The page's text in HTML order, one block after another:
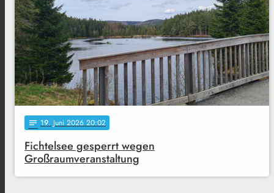
notes 19. Juni 2026 20:02
Fichtelsee gesperrt wegen
Großraumveranstaltung